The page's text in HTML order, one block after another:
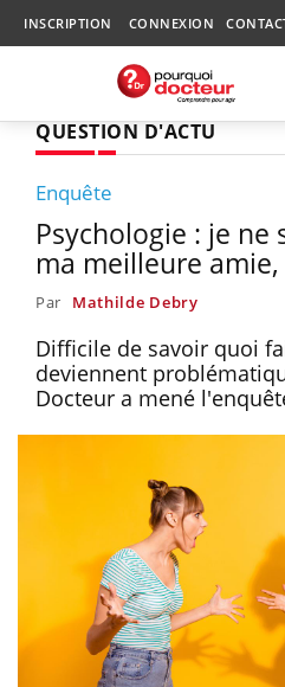
INSCRIPTION CONNEXION
QUESTION D'ACTU
Enquête
Psychologie : je ne
ma meilleure
Par Mathilde Debry
Difficile de savoir quoi
deviennent
Docteur a mené